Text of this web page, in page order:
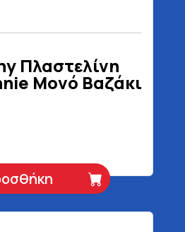
Πλαστελίνη
Μονό Βαζάκι
100 gr